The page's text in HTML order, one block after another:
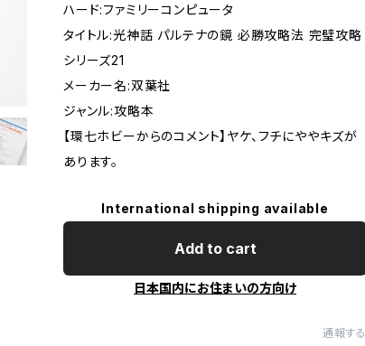
ハード:ファミリーコンピュータ
タイトル:光神話 パルテナの鏡 必勝攻略法 完璧攻略
シリーズ21
メーカー名:双葉社
ジャンル:攻略本
【環七ホビーからのコメント】ヤケ、フチにややキズが
あります。
International shipping available
Add to cart
日本国内にお住まいの方向け
通報する